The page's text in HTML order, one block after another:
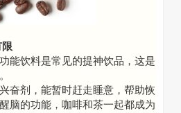
限
能饮料是常见的提神饮品，这是
奋剂，能暂时赶走睡意，帮助恢
脑的功能，咖啡和茶一起都成为